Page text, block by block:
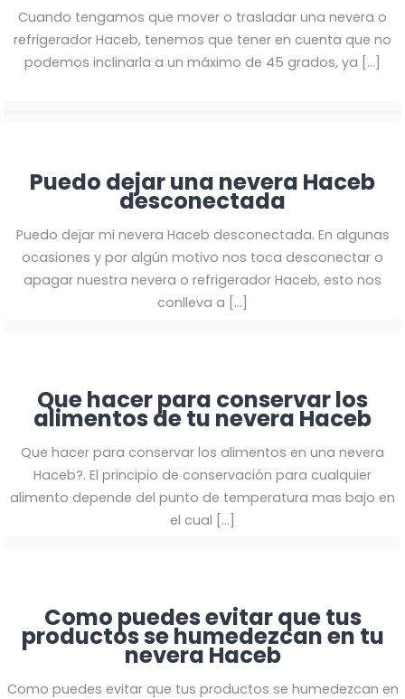
Cuando tengamos que mover o trasladar una nevera o
refrigerador Haceb, tenemos que tener en cuenta que no
podemos inclinarla a un máximo de 45 grados, ya […]
Puedo dejar una nevera Haceb
desconectada
Puedo dejar mi nevera Haceb desconectada. En algunas
ocasiones y por algún motivo nos toca desconectar o
apagar nuestra nevera o refrigerador Haceb, esto nos
conlleva a […]
Que hacer para conservar los
alimentos de tu nevera Haceb
Que hacer para conservar los alimentos en una nevera
Haceb?. El principio de conservación para cualquier
alimento depende del punto de temperatura mas bajo en
el cual […]
Como puedes evitar que tus
productos se humedezcan en tu
nevera Haceb
Como puedes evitar que tus productos se humedezcan en